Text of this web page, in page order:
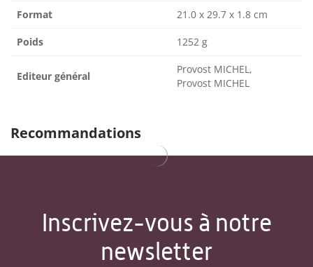
Format 21.0 x 29.7 x 1.8 cm
Poids 1252 g
Editeur général
Provost MICHEL,
Provost MICHEL
Recommandations
Inscrivez-vous à notre
newsletter